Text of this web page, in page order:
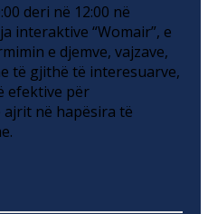
deri në 12:00 në
interaktive “Womair”, e
e djemve, vajzave,
të gjithë të interesuarve,
efektive për
ajrit në hapësira të